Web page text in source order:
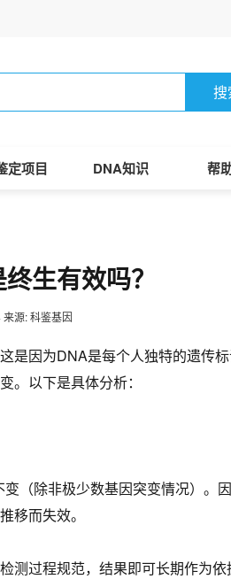
搜
定项目 DNA知识 帮
生有效吗？
来源: 科鉴基因
是因为DNA是每个人独特的遗传标
。以下是具体分析：
（除非极少数基因突变情况）。因
移而失效。
测过程规范，结果即可长期作为依